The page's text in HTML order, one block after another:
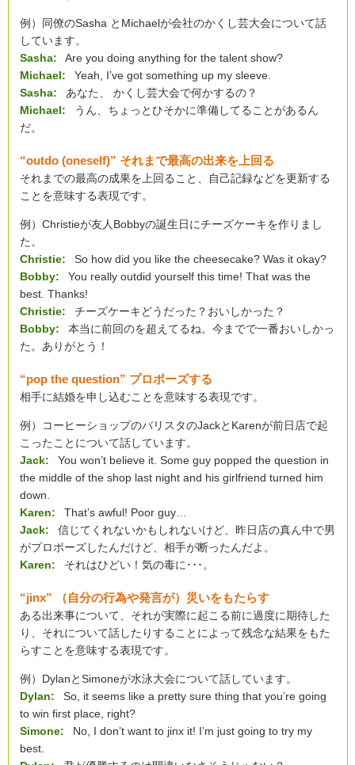
例）同僚のSasha とMichaelが会社のかくし芸大会について話
しています。
Sasha:
Are you doing anything for the talent show?
Michael:
Yeah, I’ve got something up my sleeve.
Sasha:
あなた、 かくし芸大会で何かするの？
Michael:
うん、ちょっとひそかに準備してることがあるん
だ。
“outdo (oneself)” それまで最高の出来を上回る
それまでの最高の成果を上回ること、自己記録などを更新する
ことを意味する表現です。
例）Christieが友人Bobbyの誕生日にチーズケーキを作りまし
た。
Christie:
So how did you like the cheesecake? Was it okay?
Bobby:
You really outdid yourself this time! That was the
best. Thanks!
Christie:
チーズケーキどうだった？おいしかった？
Bobby:
本当に前回のを超えてるね。今までで一番おいしかっ
た。ありがとう！
“pop the question” プロポーズする
相手に結婚を申し込むことを意味する表現です。
例）コーヒーショップのバリスタのJackとKarenが前日店で起
こったことについて話しています。
Jack:
You won’t believe it. Some guy popped the question in
the middle of the shop last night and his girlfriend turned him
down.
Karen:
That’s awful! Poor guy…
Jack:
信じてくれないかもしれないけど、昨日店の真ん中で男
がプロポーズしたんだけど、相手が断ったんだよ。
Karen:
それはひどい！気の毒に･･･。
“jinx” （自分の行為や発言が）災いをもたらす
ある出来事について、それが実際に起こる前に過度に期待した
り、それについて話したりすることによって残念な結果をもた
らすことを意味する表現です。
例）DylanとSimoneが水泳大会について話しています。
Dylan:
So, it seems like a pretty sure thing that you’re going
to win first place, right?
Simone:
No, I don’t want to jinx it! I’m just going to try my
best.